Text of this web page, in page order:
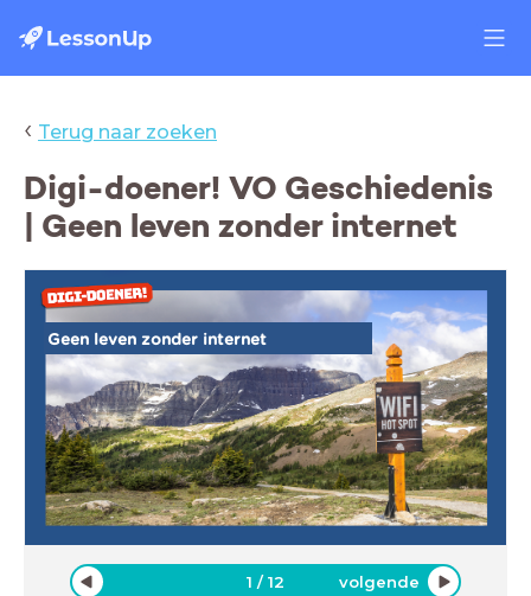
‹ Terug naar zoeken
Digi-doener! VO Geschiedenis
| Geen leven zonder internet
Geen leven zonder internet
1 /12 volgende